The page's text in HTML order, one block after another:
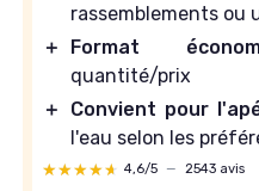
rassemblements ou
＋
Format
quantité/prix
＋
Convient pour
l'eau selon les
★★★★★
★★★★★ 4,6/5 — 2543 avis